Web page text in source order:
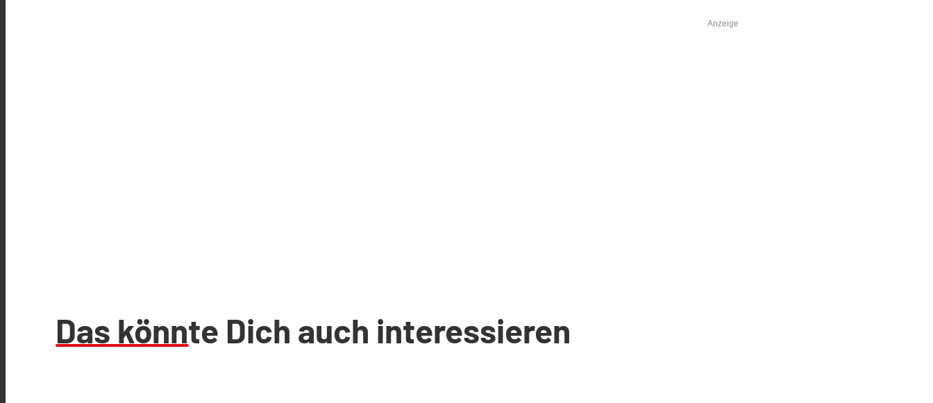
Anzeige
Das könnte Dich auch interessieren